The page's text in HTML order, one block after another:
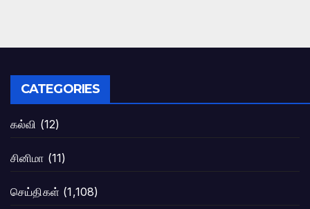
CATEGORIES
கல்வி (12)
சினிமா (11)
செய்திகள் (1,108)